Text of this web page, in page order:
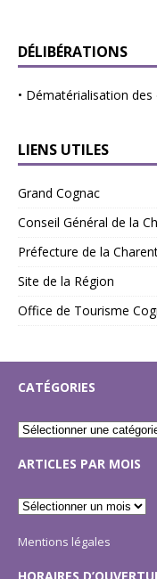
DÉLIBÉRATIONS
• Dématérialisation des
LIENS UTILES
Grand Cognac
Conseil Général de la
Préfecture de la
Site de la Région
Office de Tourisme
CATÉGORIES
ARTICLES PAR MOIS
Mentions légales